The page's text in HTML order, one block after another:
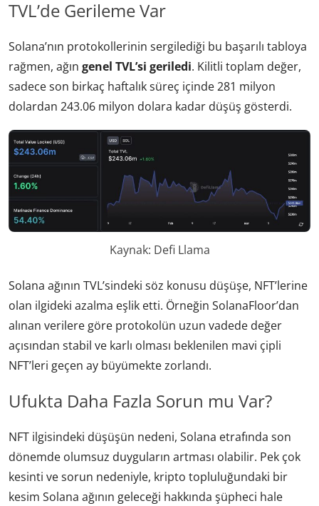
TVL’de Gerileme Var
Solana’nın protokollerinin sergilediği bu başarılı tabloya
rağmen, ağın genel TVL’si geriledi. Kilitli toplam değer,
sadece son birkaç haftalık süreç içinde 281 milyon
dolardan 243.06 milyon dolara kadar düşüş gösterdi.
Kaynak: Defi Llama
Solana ağının TVL’sindeki söz konusu düşüşe, NFT’lerine
olan ilgideki azalma eşlik etti. Örneğin SolanaFloor’dan
alınan verilere göre protokolün uzun vadede değer
açısından stabil ve karlı olması beklenilen mavi çipli
NFT’leri geçen ay büyümekte zorlandı.
Ufukta Daha Fazla Sorun mu Var?
NFT ilgisindeki düşüşün nedeni, Solana etrafında son
dönemde olumsuz duyguların artması olabilir. Pek çok
kesinti ve sorun nedeniyle, kripto topluluğundaki bir
kesim Solana ağının geleceği hakkında şüpheci hale